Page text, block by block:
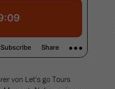
von Let's go Tours